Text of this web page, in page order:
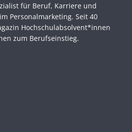
für Beruf, Karriere und
Personal­marketing. Seit 40
Hochschul­absolvent*innen
zum Berufseinstieg.